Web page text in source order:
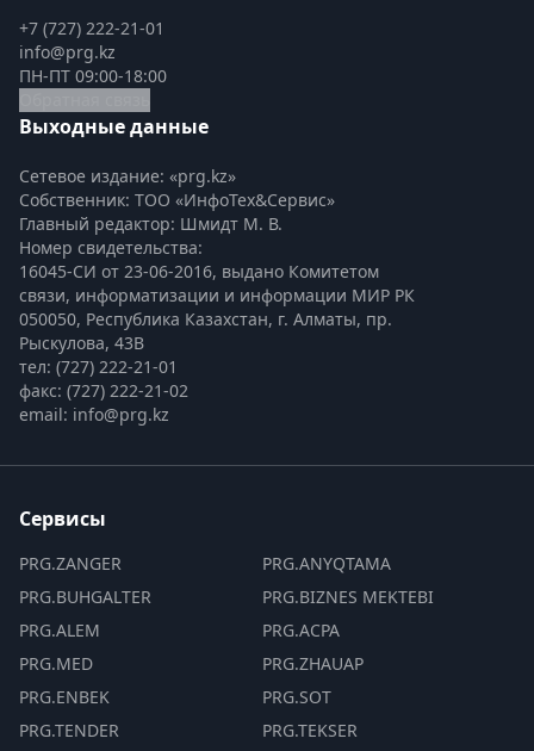
+7 (727) 222-21-01
info@prg.kz
ПН-ПТ 09:00-18:00
Выходные данные
Сетевое издание: «prg.kz»
Собственник: ТОО «ИнфоТех&Сервис»
Главный редактор: Шмидт М. В.
Номер свидетельства:
16045-СИ от 23-06-2016, выдано Комитетом
связи, информатизации и информации МИР РК
050050, Республика Казахстан, г. Алматы, пр.
Рыскулова, 43В
тел: (727) 222-21-01
факс: (727) 222-21-02
email: info@prg.kz
Сервисы
PRG.ZANGER
PRG.BUHGALTER
PRG.ALEM
PRG.MED
PRG.ENBEK
PRG.TENDER
PRG.ANYQTAMA
PRG.BIZNES MEKTEBI
PRG.ACPA
PRG.ZHAUAP
PRG.SOT
PRG.TEKSER